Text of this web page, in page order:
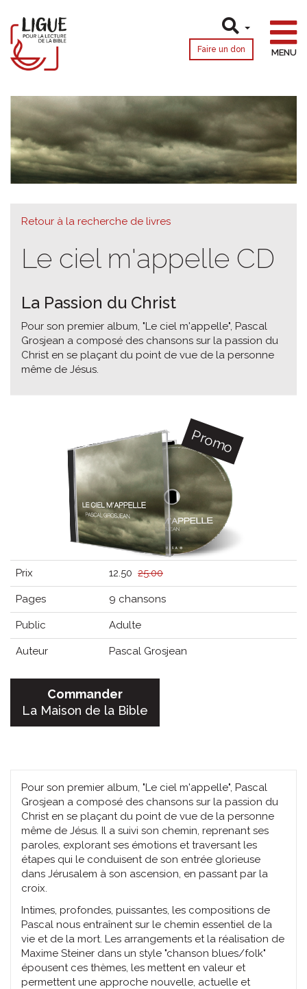
Faire un don MENU
Retour à la recherche de livres
Le ciel m'appelle CD
La Passion du Christ
Pour son premier album, "Le ciel m'appelle", Pascal
Grosjean a composé des chansons sur la passion du
Christ en se plaçant du point de vue de la personne
même de Jésus.
Promo
Prix 12.50 25.00
Pages 9 chansons
Public Adulte
Auteur Pascal Grosjean
Commander
La Maison de la Bible
Pour son premier album, "Le ciel m'appelle", Pascal
Grosjean a composé des chansons sur la passion du
Christ en se plaçant du point de vue de la personne
même de Jésus. Il a suivi son chemin, reprenant ses
paroles, explorant ses émotions et traversant les
étapes qui le conduisent de son entrée glorieuse
dans Jérusalem à son ascension, en passant par la
croix.
Intimes, profondes, puissantes, les compositions de
Pascal nous entraînent sur le chemin essentiel de la
vie et de la mort. Les arrangements et la réalisation de
Maxime Steiner dans un style "chanson blues/folk"
épousent ces thèmes, les mettent en valeur et
permettent une approche nouvelle, actuelle et